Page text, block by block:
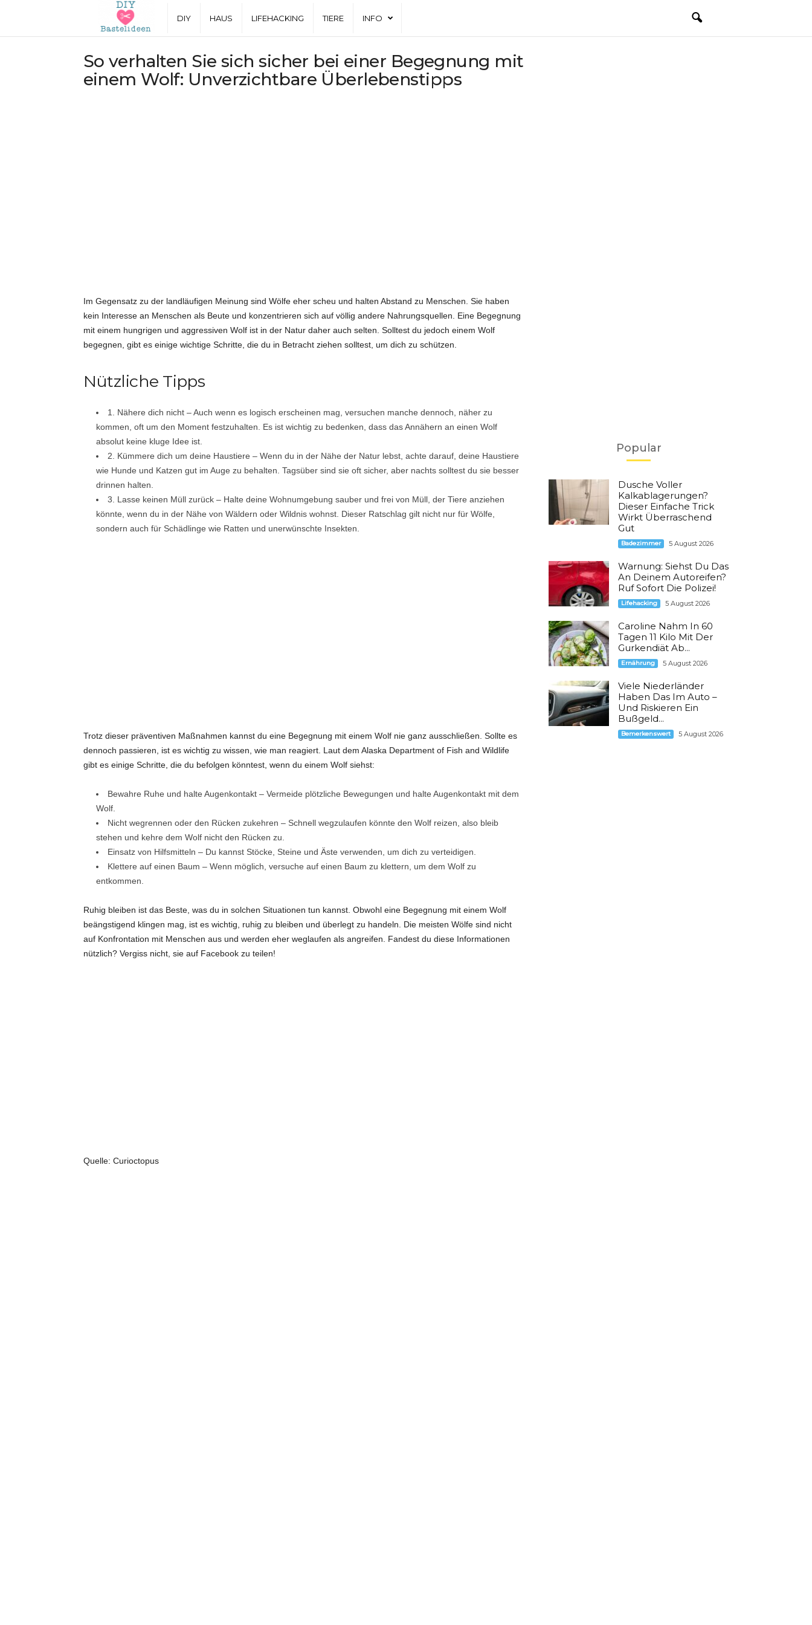
Y
d
e
e
DIY HAUS LIFEHACKING TIERE INFO
So verhalten Sie sich sicher bei einer Begegnung mit
einem Wolf: Unverzichtbare Überlebenstipps
Im Gegensatz zu der landläufigen Meinung sind Wölfe eher scheu und halten Abstand zu Menschen. Sie haben
kein Interesse an Menschen als Beute und konzentrieren sich auf völlig andere Nahrungsquellen. Eine Begegnung
mit einem hungrigen und aggressiven Wolf ist in der Natur daher auch selten. Solltest du jedoch einem Wolf
begegnen, gibt es einige wichtige Schritte, die du in Betracht ziehen solltest, um dich zu schützen.
Nützliche Tipps
1. Nähere dich nicht – Auch wenn es logisch erscheinen mag, versuchen manche dennoch, näher zu
kommen, oft um den Moment festzuhalten. Es ist wichtig zu bedenken, dass das Annähern an einen Wolf
absolut keine kluge Idee ist.
2. Kümmere dich um deine Haustiere – Wenn du in der Nähe der Natur lebst, achte darauf, deine Haustiere
wie Hunde und Katzen gut im Auge zu behalten. Tagsüber sind sie oft sicher, aber nachts solltest du sie besser
drinnen halten.
3. Lasse keinen Müll zurück – Halte deine Wohnumgebung sauber und frei von Müll, der Tiere anziehen
könnte, wenn du in der Nähe von Wäldern oder Wildnis wohnst. Dieser Ratschlag gilt nicht nur für Wölfe,
sondern auch für Schädlinge wie Ratten und unerwünschte Insekten.
Trotz dieser präventiven Maßnahmen kannst du eine Begegnung mit einem Wolf nie ganz ausschließen. Sollte es
dennoch passieren, ist es wichtig zu wissen, wie man reagiert. Laut dem Alaska Department of Fish and Wildlife
gibt es einige Schritte, die du befolgen könntest, wenn du einem Wolf siehst:
Bewahre Ruhe und halte Augenkontakt – Vermeide plötzliche Bewegungen und halte Augenkontakt mit dem
Wolf.
Nicht wegrennen oder den Rücken zukehren – Schnell wegzulaufen könnte den Wolf reizen, also bleib
stehen und kehre dem Wolf nicht den Rücken zu.
Einsatz von Hilfsmitteln – Du kannst Stöcke, Steine und Äste verwenden, um dich zu verteidigen.
Klettere auf einen Baum – Wenn möglich, versuche auf einen Baum zu klettern, um dem Wolf zu
entkommen.
Ruhig bleiben ist das Beste, was du in solchen Situationen tun kannst. Obwohl eine Begegnung mit einem Wolf
beängstigend klingen mag, ist es wichtig, ruhig zu bleiben und überlegt zu handeln. Die meisten Wölfe sind nicht
auf Konfrontation mit Menschen aus und werden eher weglaufen als angreifen. Fandest du diese Informationen
nützlich? Vergiss nicht, sie auf Facebook zu teilen!
Quelle: Curioctopus
Popular
Dusche Voller
Kalkablagerungen?
Dieser Einfache Trick
Wirkt Überraschend
Gut
Badezimmer 5 August 2026
Warnung: Siehst Du Das
An Deinem Autoreifen?
Ruf Sofort Die Polizei!
Lifehacking 5 August 2026
Caroline Nahm In 60
Tagen 11 Kilo Mit Der
Gurkendiät Ab...
Ernährung 5 August 2026
Viele Niederländer
Haben Das Im Auto –
Und Riskieren Ein
Bußgeld...
Bemerkenswert 5 August 2026